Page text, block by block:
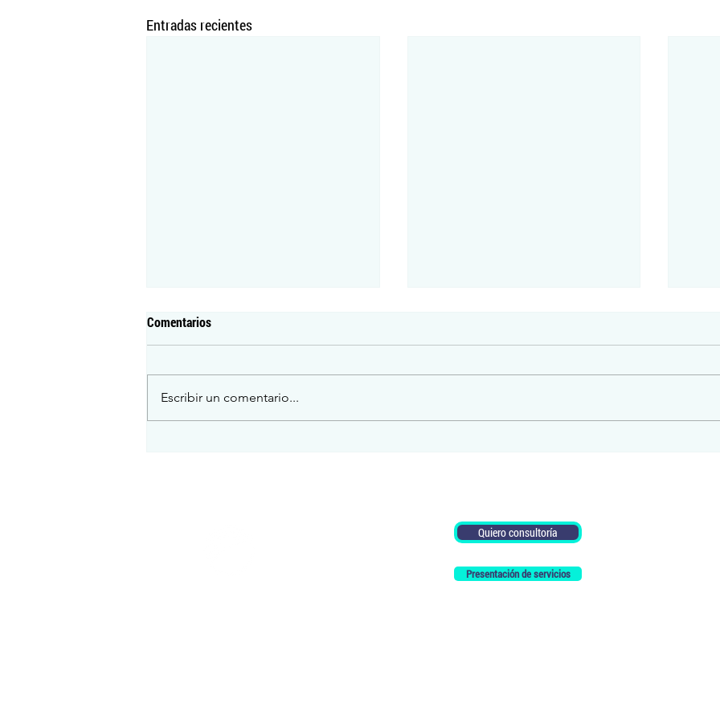
Entradas recientes
Comentarios
Escribir un comentario...
Quiero consultoría
Presentación de servicios